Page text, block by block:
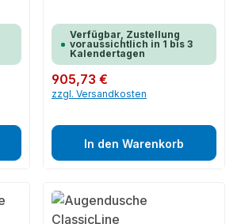
Verfügbar, Zustellung
voraussichtlich in 1 bis 3
Kalendertagen
Regulärer Preis:
905,73 €
zzgl. Versandkosten
In den Warenkorb